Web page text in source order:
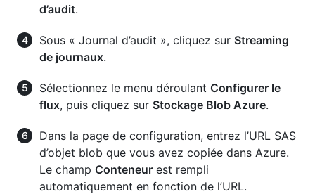
d’audit.
Sous « Journal d’audit », cliquez sur Streaming
de journaux.
Sélectionnez le menu déroulant Configurer le
flux, puis cliquez sur Stockage Blob Azure.
Dans la page de configuration, entrez l’URL SAS
d’objet blob que vous avez copiée dans Azure.
Le champ Conteneur est rempli
automatiquement en fonction de l’URL.